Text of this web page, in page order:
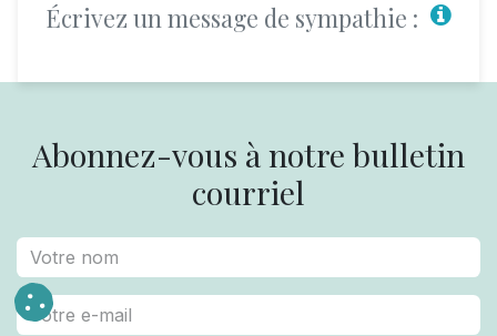
Écrivez un message de sympathie :
Abonnez-vous à notre bulletin
courriel